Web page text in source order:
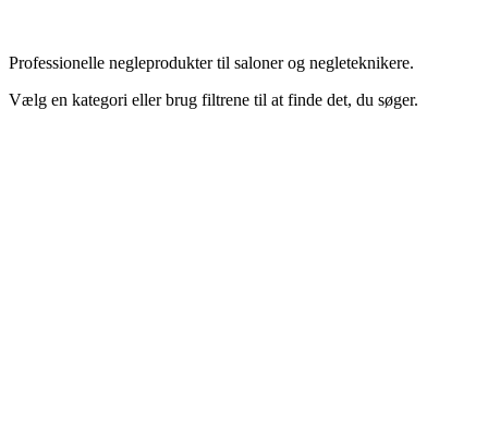
Professionelle negleprodukter til saloner og negleteknikere.
Vælg en kategori eller brug filtrene til at finde det, du søger.